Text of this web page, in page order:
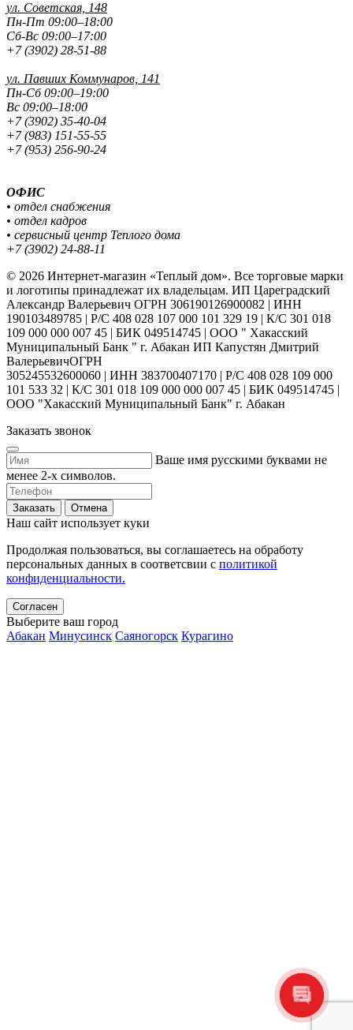
ул. Советская, 148
Пн-Пт 09:00–18:00
Сб-Вс 09:00–17:00
+7 (3902) 28-51-88
ул. Павших Коммунаров, 141
Пн-Сб 09:00–19:00
Вс 09:00–18:00
+7 (3902) 35-40-04
+7 (983) 151-55-55
+7 (953) 256-90-24
ОФИС
• отдел снабжения
• отдел кадров
• сервисный центр Теплого дома
+7 (3902) 24-88-11
© 2026 Интернет-магазин «Теплый дом». Все торговые марки
и логотипы принадлежат их владельцам. ИП Цареградский
Александр Валерьевич ОГРН 306190126900082 | ИНН
190103489785 | Р/С 408 028 107 000 101 329 19 | К/С 301 018
109 000 000 007 45 | БИК 049514745 | ООО " Хакасский
Муниципальный Банк " г. Абакан ИП Капустян Дмитрий
ВалерьевичОГРН
305245532600060 | ИНН 383700407170 | Р/С 408 028 109 000
101 533 32 | К/С 301 018 109 000 000 007 45 | БИК 049514745 |
ООО "Хакасский Муниципальный Банк" г. Абакан
Заказать звонок
Ваше имя русскими буквами не
менее 2-х символов.
Заказать Отмена
Наш сайт использует куки
Продолжая пользоваться, вы соглашаетесь на обработу
персональных данных в соответсвии с политикой
конфиденциальности.
Согласен
Выберите ваш город
Абакан Минусинск Саяногорск Курагино